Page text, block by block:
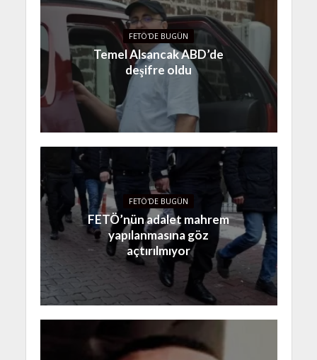
FETÖ'DE BUGÜN
Temel Alsancak ABD’de
deşifre oldu
FETÖ'DE BUGÜN
FETÖ’nün adalet mahrem
yapılanmasına göz
açtırılmıyor